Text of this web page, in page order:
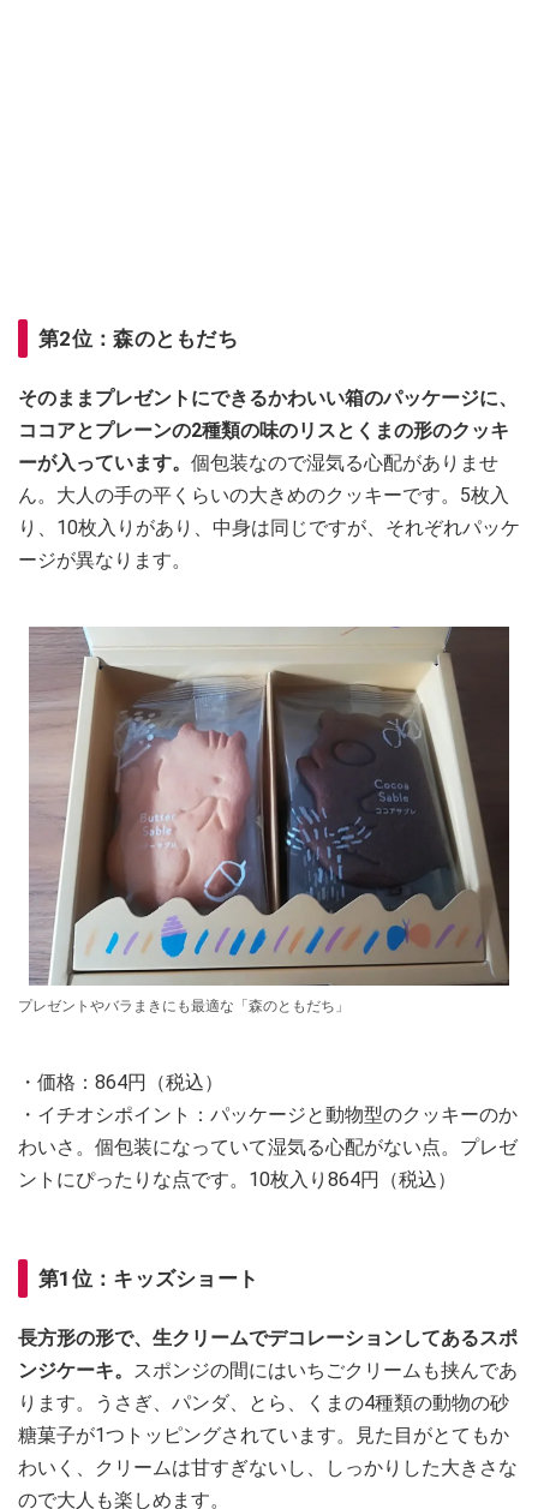
第2位：森のともだち
そのままプレゼントにできるかわいい箱のパッケージに、
ココアとプレーンの2種類の味のリスとくまの形のクッキ
ーが入っています。 個包装なので湿気る心配がありませ
ん。大人の手の平くらいの大きめのクッキーです。5枚入
り、10枚入りがあり、中身は同じですが、それぞれパッケ
ージが異なります。
プレゼントやバラまきにも最適な「森のともだち」
・価格：864円（税込）
・イチオシポイント：パッケージと動物型のクッキーのか
わいさ。個包装になっていて湿気る心配がない点。プレゼ
ントにぴったりな点です。10枚入り864円（税込）
第1位：キッズショート
長方形の形で、生クリームでデコレーションしてあるスポ
ンジケーキ。 スポンジの間にはいちごクリームも挟んであ
ります。うさぎ、パンダ、とら、くまの4種類の動物の砂
糖菓子が1つトッピングされています。見た目がとてもか
わいく、クリームは甘すぎないし、しっかりした大きさな
ので大人も楽しめます。